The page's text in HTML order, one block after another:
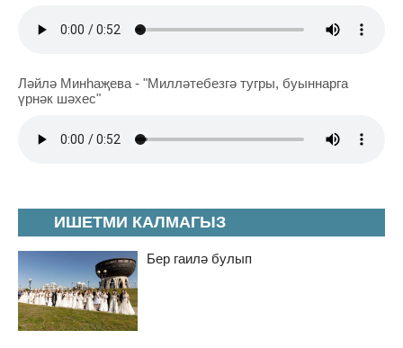
ИШЕТМИ КАЛМАГЫЗ
Бер гаилә булып
Ләйлә Минһаҗева - "Милләтебезгә тугры, буыннарга
үрнәк шәхес"